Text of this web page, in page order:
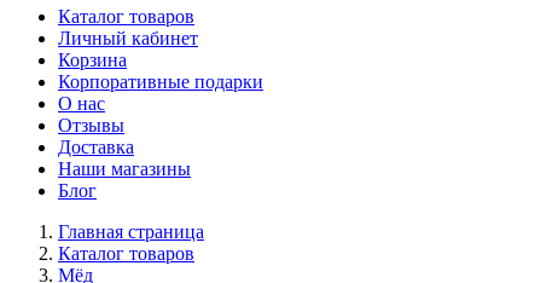
Каталог товаров
Личный кабинет
Корзина
Корпоративные подарки
О нас
Отзывы
Доставка
Наши магазины
Блог
Главная страница
Каталог товаров
Мёд